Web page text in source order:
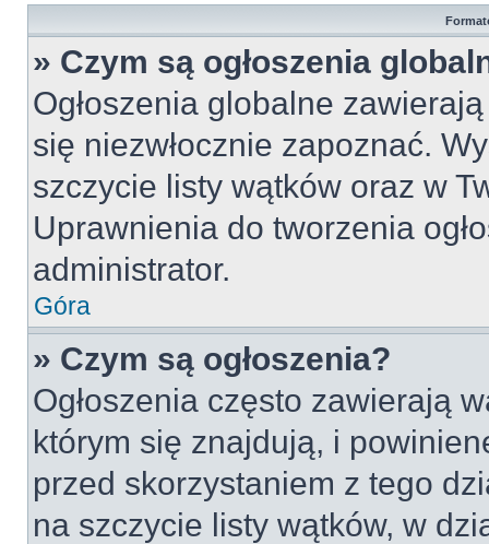
» Czym są ogłoszenia
Ogłoszenia globalne
się niezwłocznie zapoznać.
szczycie listy wątków oraz w
Uprawnienia do tworzenia
administrator.
Góra
» Czym są ogłoszenia?
Ogłoszenia często zawierają
którym się znajdują, i
przed skorzystaniem z tego
na szczycie listy wątków, w